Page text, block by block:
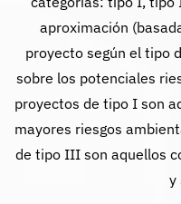
aproximación
proyecto según el tipo
sobre los potenciales
proyectos de tipo I son
mayores riesgos
de tipo III son aquellos
y